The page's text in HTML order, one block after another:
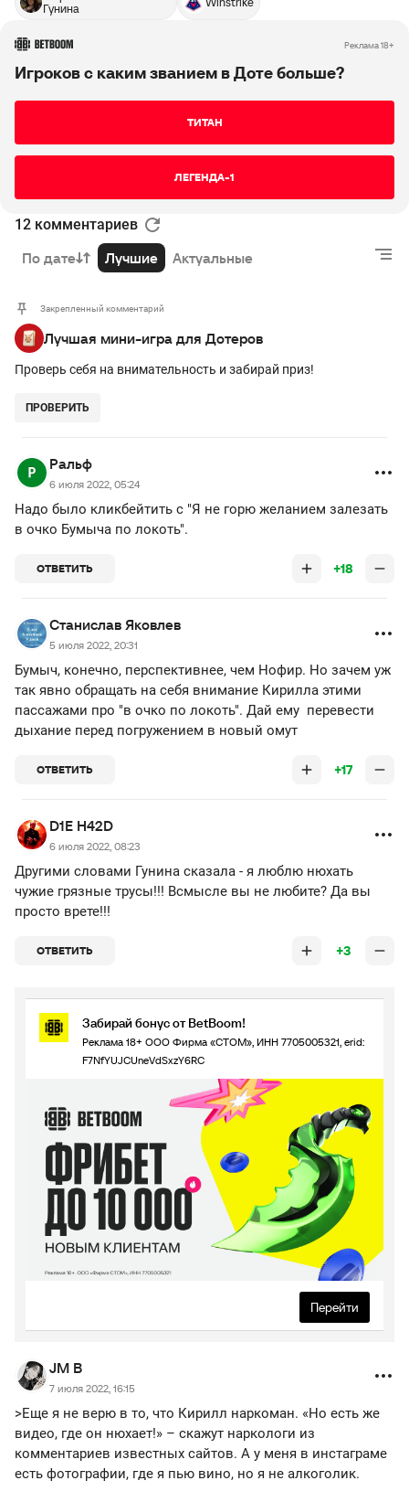
Гунина
Реклама 18+
Игроков с каким званием в Доте больше?
ТИТАН
ЛЕГЕНДА-1
12 комментариев
По дате Лучшие Актуальные
Закрепленный комментарий
Лучшая мини-игра для Дотеров
Проверь себя на внимательность и забирай приз!
ПРОВЕРИТЬ
Ральф
6 июля 2022, 05:24
Надо было кликбейтить с "Я не горю желанием залезать
в очко Бумыча по локоть".
ОТВЕТИТЬ +18
Станислав Яковлев
5 июля 2022, 20:31
Бумыч, конечно, перспективнее, чем Нофир. Но зачем уж
так явно обращать на себя внимание Кирилла этими
пассажами про "в очко по локоть". Дай ему перевести
дыхание перед погружением в новый омут
ОТВЕТИТЬ +17
D1E H42D
6 июля 2022, 08:23
Другими словами Гунина сказала - я люблю нюхать
чужие грязные трусы!!! Всмысле вы не любите? Да вы
просто врете!!!
ОТВЕТИТЬ +3
Забирай бонус от BetBoom!
Реклама 18+ ООО Фирма «СТОМ», ИНН 7705005321, erid:
F7NfYUJCUneVdSxzY6RC
Перейти
JM B
7 июля 2022, 16:15
>Еще я не верю в то, что Кирилл наркоман. «Но есть же
видео, где он нюхает!» – скажут наркологи из
комментариев известных сайтов. А у меня в инстаграме
есть фотографии, где я пью вино, но я не алкоголик.